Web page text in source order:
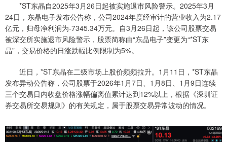
*ST东晶自2025年3月26日起被实施退市风险警示。2025年3月
24日，东晶电子发布公告称，公司2024年度经审计的营业收入为2.17
亿元，归母净利润为-7345.34万元。自3月26日起，该公司股票交易
被深交所实施退市风险警示，股票简称由“东晶电子”变更为“*ST东
晶”，交易价格的日涨跌幅比例限制为5%。
近日，*ST东晶在二级市场上股价频频拉升。1月11日，*ST东晶
发布异动公告称，公司股票于2026年1月7日、1月8日、1月9日连续
三个交易日内收盘价格涨幅偏离值累计达到12%以上，根据《深圳证
券交易所交易规则》的有关规定，属于股票交易异常波动的情况。